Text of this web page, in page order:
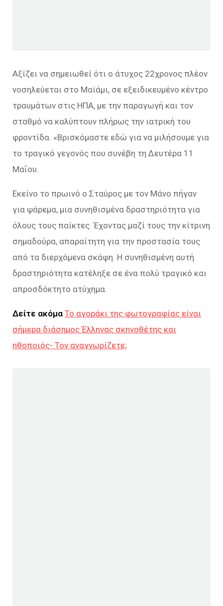
Αξίζει να σημειωθεί ότι ο άτυχος 22χρονος πλέον
νοσηλεύεται στο Μαϊάμι, σε εξειδικευμένο κέντρο
τραυμάτων στις ΗΠΑ, με την παραγωγή και τον
σταθμό να καλύπτουν πλήρως την ιατρική του
φροντίδα. «Βρισκόμαστε εδώ για να μιλήσουμε για
το τραγικό γεγονός που συνέβη τη Δευτέρα 11
Μαΐου.
Εκείνο το πρωινό ο Σταύρος με τον Μάνο πήγαν
για ψάρεμα, μια συνηθισμένα δραστηριότητα για
όλους τους παίκτες. Έχοντας μαζί τους την κίτρινη
σημαδούρα, απαραίτητη για την προστασία τους
από τα διερχόμενα σκάφη. Η συνηθισμένη αυτή
δραστηριότητα κατέληξε σε ένα πολύ τραγικό και
απροσδόκτητο ατύχημα.
Δείτε ακόμα Το αγοράκι της φωτογραφίας είναι
σήμερα διάσημος Έλληνας σκηνοθέτης και
ηθοποιός- Τον αναγνωρίζετε;